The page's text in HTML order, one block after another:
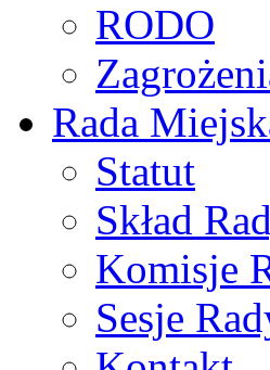
RODO
Rada
Statut
Skład
Komisje
Sesje